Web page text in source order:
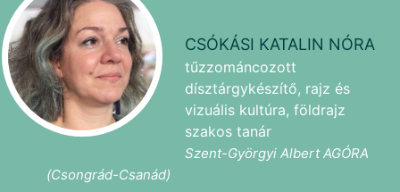
CSÓKÁSI KATALIN NÓRA
tűzzománcozott
dísztárgykészítő, rajz és
vizuális kultúra, földrajz
szakos tanár
Szent-Györgyi Albert AGÓRA
(Csongrád-Csanád)